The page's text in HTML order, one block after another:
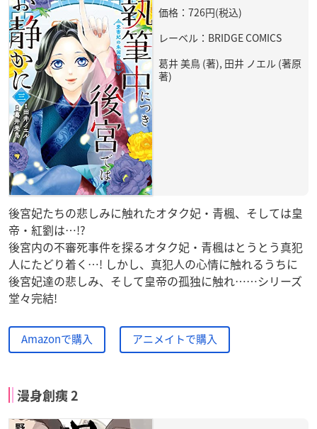
価格：726円(税込)
レーベル：BRIDGE COMICS
葛井 美鳥 (著), 田井 ノエル (著原
著)
後宮妃たちの悲しみに触れたオタク妃・青楓、そしては皇
帝・紅劉は…!?
後宮内の不審死事件を探るオタク妃・青楓はとうとう真犯
人にたどり着く…! しかし、真犯人の心情に触れるうちに
後宮妃達の悲しみ、そして皇帝の孤独に触れ……シリーズ
堂々完結!
Amazonで購入 アニメイトで購入
漫身創痍 2